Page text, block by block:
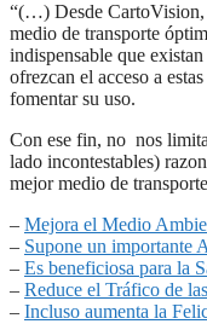
“(…) Desde CartoVision,
medio de transporte
indispensable que
ofrezcan el acceso a
fomentar su uso.
Con ese fin, no nos
lado incontestables)
mejor medio de
– Mejora el Medio
– Supone un importante
– Es beneficiosa para la
– Reduce el Tráfico de
– Incluso aumenta la